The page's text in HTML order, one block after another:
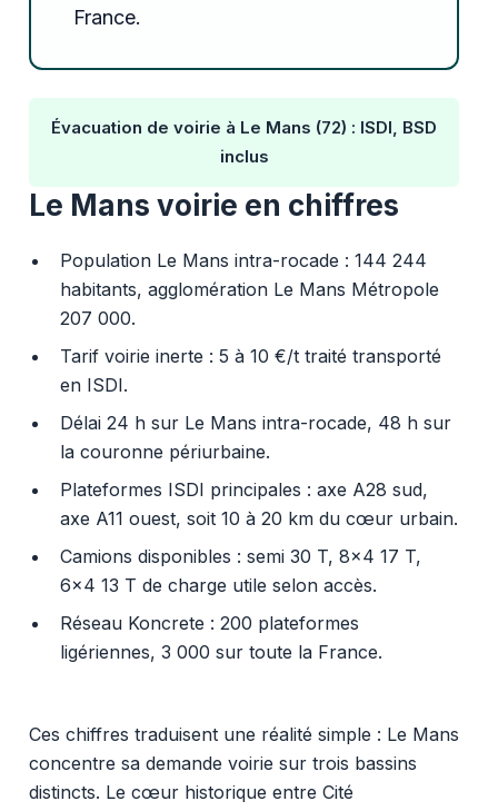
France.
Évacuation de voirie à Le Mans (72) : ISDI, BSD
inclus
Le Mans voirie en chiffres
Population Le Mans intra-rocade : 144 244
habitants, agglomération Le Mans Métropole
207 000.
Tarif voirie inerte : 5 à 10 €/t traité transporté
en ISDI.
Délai 24 h sur Le Mans intra-rocade, 48 h sur
la couronne périurbaine.
Plateformes ISDI principales : axe A28 sud,
axe A11 ouest, soit 10 à 20 km du cœur urbain.
Camions disponibles : semi 30 T, 8x4 17 T,
6x4 13 T de charge utile selon accès.
Réseau Koncrete : 200 plateformes
ligériennes, 3 000 sur toute la France.
Ces chiffres traduisent une réalité simple : Le Mans
concentre sa demande voirie sur trois bassins
distincts. Le cœur historique entre Cité